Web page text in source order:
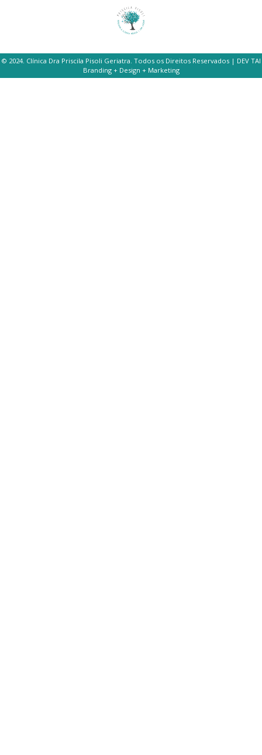
© 2024. Clínica Dra Priscila Pisoli Geriatra. Todos os Direitos Reservados | DEV TAI
Branding + Design + Marketing